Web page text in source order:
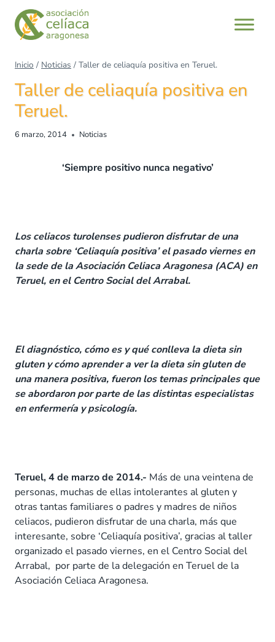
Saltar
contenido
Inicio / Noticias / Taller de celiaquía positiva en Teruel.
Taller de celiaquía positiva en
Teruel.
6 marzo, 2014 Noticias
‘Siempre positivo nunca negativo’
Los celiacos turolenses pudieron disfrutar de una
charla sobre ‘Celiaquía positiva’ el pasado viernes en
la sede de la Asociación Celiaca Aragonesa (ACA) en
Teruel, en el Centro Social del Arrabal.
El diagnóstico, cómo es y qué conlleva la dieta sin
gluten y cómo aprender a ver la dieta sin gluten de
una manera positiva, fueron los temas principales que
se abordaron por parte de las distintas especialistas
en enfermería y psicología.
Teruel, 4 de marzo de 2014.- Más de una veintena de
personas, muchas de ellas intolerantes al gluten y
otras tantas familiares o padres y madres de niños
celiacos, pudieron disfrutar de una charla, más que
interesante, sobre ‘Celiaquía positiva’, gracias al taller
organizado el pasado viernes, en el Centro Social del
Arrabal, por parte de la delegación en Teruel de la
Asociación Celiaca Aragonesa.